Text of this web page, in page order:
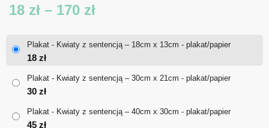
18 zł – 170 złZakres
18 zł
Plakat - Kwiaty z sentencją – 18cm x 13cm - plakat/papier
18 zł
Plakat - Kwiaty z sentencją – 30cm x 21cm - plakat/papier
30 zł
Plakat - Kwiaty z sentencją – 40cm x 30cm - plakat/papier
45 zł